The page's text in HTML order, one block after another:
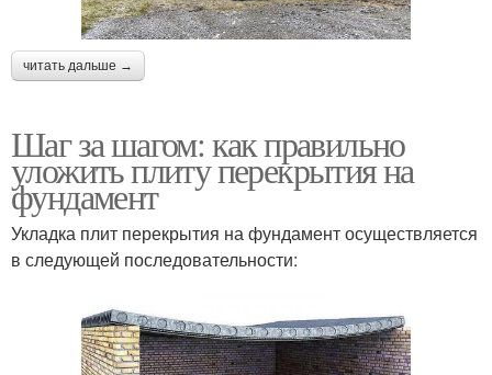
читать дальше →
Шаг за шагом: как правильно
уложить плиту перекрытия на
фундамент
Укладка плит перекрытия на фундамент осуществляется
в следующей последовательности: